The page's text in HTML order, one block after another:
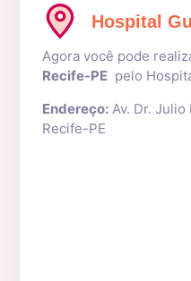
Hospital
Agora você pode
Recife-PE pelo
Endereço: Av. Dr. Julio
Recife-PE